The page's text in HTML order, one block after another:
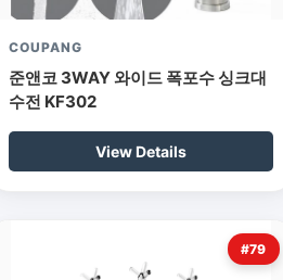
COUPANG
준앤코 3WAY 와이드 폭포수 싱크대
수전 KF302
View Details
#79